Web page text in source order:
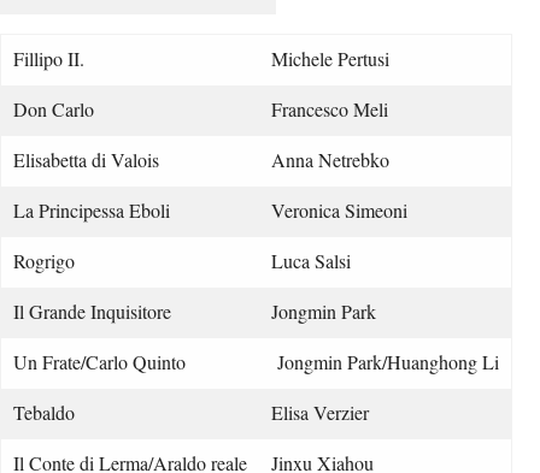
Fillipo II.
Michele Pertusi
Don Carlo
Francesco Meli
Elisabetta di Valois
Anna Netrebko
La Principessa Eboli
Veronica Simeoni
Rogrigo
Luca Salsi
Il Grande Inquisitore
Jongmin Park
Un Frate/Carlo Quinto
Jongmin Park/Huanghong Li
Tebaldo
Elisa Verzier
Il Conte di Lerma/Araldo reale
Jinxu Xiahou